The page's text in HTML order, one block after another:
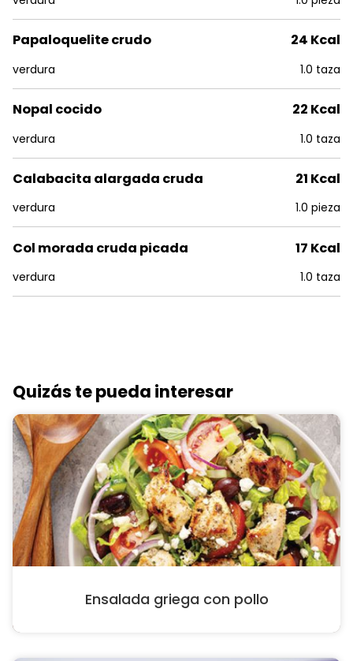
Papaloquelite crudo
verdura
24 Kcal
1.0 taza
Nopal cocido
verdura
22 Kcal
1.0 taza
Calabacita alargada cruda
verdura
21 Kcal
1.0 pieza
Col morada cruda picada
verdura
17 Kcal
1.0 taza
Quizás te pueda interesar
Ensalada griega con pollo